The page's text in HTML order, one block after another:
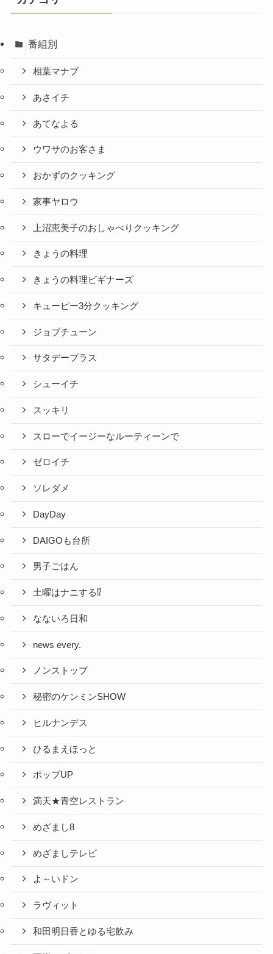
番組別
相葉マナブ
あさイチ
あてなよる
ウワサのお客さま
おかずのクッキング
家事ヤロウ
上沼恵美子のおしゃべりクッキング
きょうの料理
きょうの料理ビギナーズ
キューピー3分クッキング
ジョブチューン
サタデープラス
シューイチ
スッキリ
スローでイージーなルーティーンで
ゼロイチ
ソレダメ
DayDay
DAIGOも台所
男子ごはん
土曜はナニする⁉
なないろ日和
news every.
ノンストップ
秘密のケンミンSHOW
ヒルナンデス
ひるまえほっと
ポップUP
満天★青空レストラン
めざまし8
めざましテレビ
よ～いドン
ラヴィット
和田明日香とゆる宅飲み